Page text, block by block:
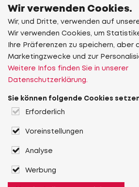
Wir verwenden Cookies.
Wir, und Dritte, verwenden auf
Wir verwenden Cookies, um
Ihre Präferenzen zu speichern, aber
Marketingzwecke und zur
Weitere Infos finden Sie in unserer
Datenschutzerklärung.
Sie können folgende Cookies
Erforderlich
Voreinstellungen
Analyse
Werbung